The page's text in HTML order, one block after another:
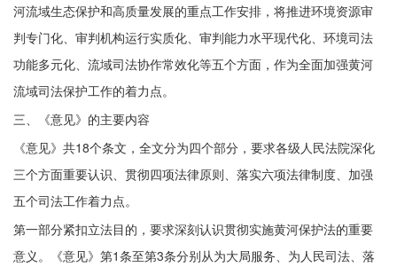
河流域生态保护和高质量发展的重点工作安排，将推进环境资源审
判专门化、审判机构运行实质化、审判能力水平现代化、环境司法
功能多元化、流域司法协作常效化等五个方面，作为全面加强黄河
流域司法保护工作的着力点。
三、《意见》的主要内容
《意见》共18个条文，全文分为四个部分，要求各级人民法院深化
三个方面重要认识、贯彻四项法律原则、落实六项法律制度、加强
五个司法工作着力点。
第一部分紧扣立法目的，要求深刻认识贯彻实施黄河保护法的重要
意义。《意见》第1条至第3条分别从为大局服务、为人民司法、落